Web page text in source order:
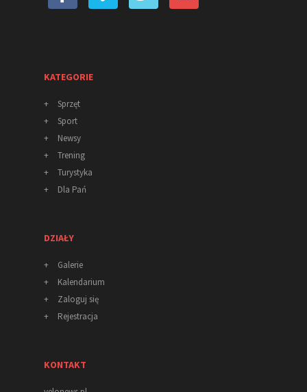
KATEGORIE
+
Sprzęt
+
Sport
+
Newsy
+
Trening
+
Turystyka
+
Dla Pań
DZIAŁY
+
Galerie
+
Kalendarium
+
Zaloguj się
+
Rejestracja
KONTAKT